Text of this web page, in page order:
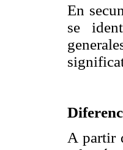
En
se
A partir